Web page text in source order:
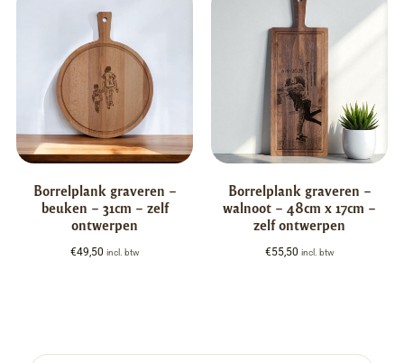
Borrelplank graveren –
beuken – 31cm – zelf
ontwerpen
€49,50 incl. btw
Borrelplank graveren –
walnoot – 48cm x 17cm –
zelf ontwerpen
€55,50 incl. btw